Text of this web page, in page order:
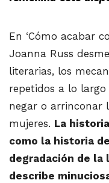
En ‘Cómo acabar
Joanna Russ
literarias, los
repetidos a lo
negar o arrinconar
mujeres. La
como la historia
degradación de
describe